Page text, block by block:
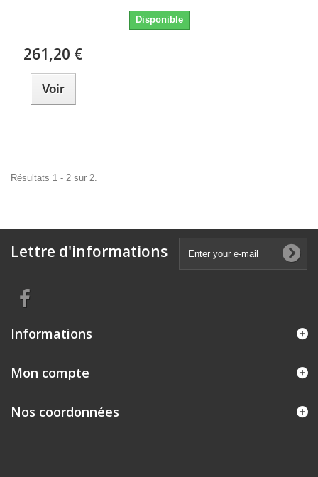
Disponible
261,20 €
Voir
Résultats 1 - 2 sur 2.
Lettre d'informations
Informations
Mon compte
Nos coordonnées